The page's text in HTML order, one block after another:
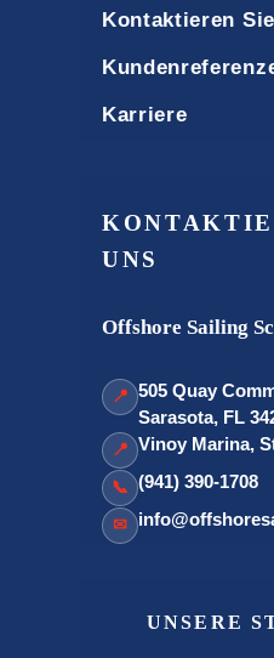
Kontaktieren
Karriere
UNS
Offshore Sailing
📍 505 Quay
Sarasota, FL
📍 Vinoy Marina,
📞 (941) 390-1708
✉
UNSERE